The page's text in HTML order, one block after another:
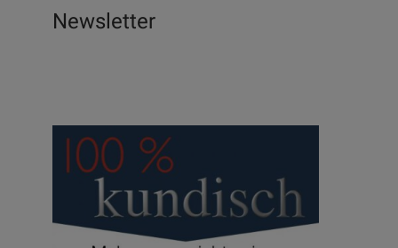
Newsletter